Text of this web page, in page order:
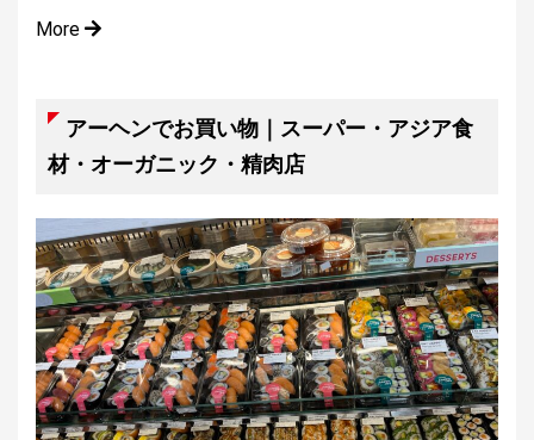
More
アーヘンでお買い物｜スーパー・アジア食
材・オーガニック・精肉店